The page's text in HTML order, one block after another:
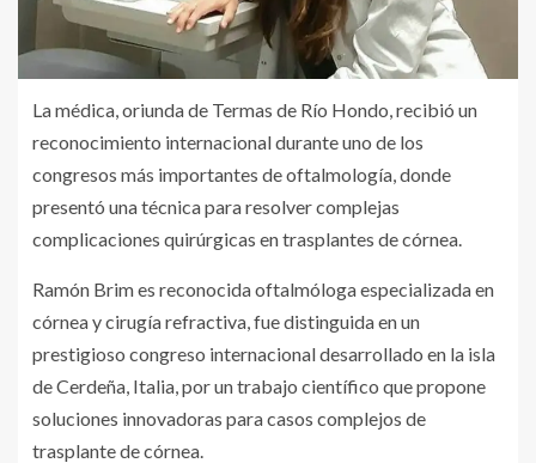
La médica, oriunda de Termas de Río Hondo, recibió un
reconocimiento internacional durante uno de los
congresos más importantes de oftalmología, donde
presentó una técnica para resolver complejas
complicaciones quirúrgicas en trasplantes de córnea.
Ramón Brim es reconocida oftalmóloga especializada en
córnea y cirugía refractiva, fue distinguida en un
prestigioso congreso internacional desarrollado en la isla
de Cerdeña, Italia, por un trabajo científico que propone
soluciones innovadoras para casos complejos de
trasplante de córnea.